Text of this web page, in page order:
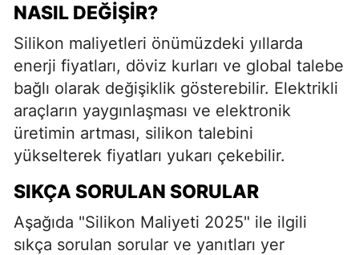
NASIL DEĞIŞIR?
Silikon maliyetleri önümüzdeki yıllarda
enerji fiyatları, döviz kurları ve global talebe
bağlı olarak değişiklik gösterebilir. Elektrikli
araçların yaygınlaşması ve elektronik
üretimin artması, silikon talebini
yükselterek fiyatları yukarı çekebilir.
SIKÇA SORULAN SORULAR
Aşağıda "Silikon Maliyeti 2025" ile ilgili
sıkça sorulan sorular ve yanıtları yer